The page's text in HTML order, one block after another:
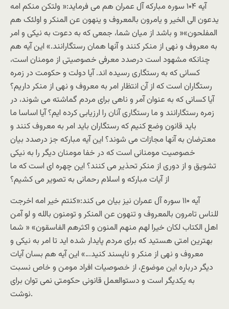
آيه ۱۰۴ سوره مبارکه آل عمران هم می فرمايد:« ولتکن منکم امه
يدعون الی الخير و يامرون بالمعروف و ينهون عن المنکر و اولئک هم
المفلحون»« و باشد از ميان شما، جمعی که به دعوت به نيکی و امر
به معروف و نهی از منکر کنند و آنها همان رستگارانند.» اين آيه هم
چنانکه مشهود است درصدد معرفی خصوصيتی از مومنان است،
کسانی که به رستگاری رسيده اند. آيا دولت و حکومت در زمره
رستگاران است که از آن انتظار امر به معروف و نهی از منکر داريم؟
آيا کسانی که به عنوان آمر و ناهی برای مردم گماشته می شوند، در
زمره رستگارانند و ما رستگاری آنان را ارزيابی کرده ايم؟ آيا اساسا ما
بايد قانون وضع کنيم که رستگاران بايد امر به معروف کنند و
معترضان به آنها مجازات می شوند؟ اين آيه مبارکه جز درصدد بيان
خصوصيت مومنانی است که در خفا مومنان ديگر را به نيکی
تشويق و از دوری از منکر تحذير می کنند؟ اين چهره ای است که ما
از آيات مبارکه و اسلام رحمانی به تصوير می کشيم؟
آيه ۱۱۰ سوره آل عمران نيز بيان می کند:«کنتم خير امه اخرجت
للناس تامرون بالمعروف و تنهون عن المنکر و تومنون بالله و لو آمن
اهل الکتاب لکان خيرا لهم منهم المنون و اکثرهم الفاسقون» « شما
بهترين امتی هستيد که برای مردم پايدار شده ايد تا امر به نيکی و
معروف و نهی از منکر و ناپسند کنيد…» اين آيه هم بسان آيات
ديگر درباره اين موضوع، از خصوصيات افراد مومن و خاص نسبت
به يکديگر است و دستوالعمل قانونی حکومتی نمی توان برای
نوشت.